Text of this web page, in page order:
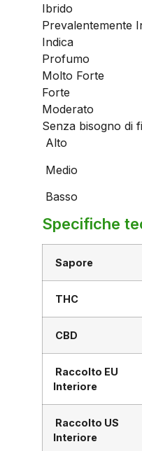
Ibrido
Prevalentemente
Indica
Profumo
Molto Forte
Forte
Moderato
Senza bisogno di
Alto
Medio
Basso
Specifiche
Sapore
THC
CBD
Raccolto EU
Interiore
Raccolto US
Interiore